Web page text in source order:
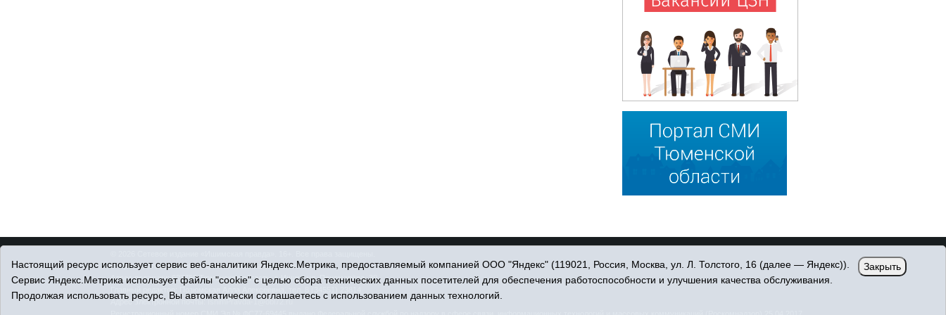
© При использовании материалов ссылка обязательна.
Адрес редакции: 627750 Тюменская область, г. Ишим, ул. Пономарёва, 39.
Адрес электронной почты:IshimPravda-1@obl72.ru
Настоящий ресурс использует сервис веб-аналитики Яндекс.Метрика, предоставляемый компанией ООО "Яндекс" (119021, Россия, Москва, ул. Л. Толстого, 16 (далее — Яндекс)).
Сервис Яндекс.Метрика использует файлы "cookie" с целью сбора технических данных посетителей для обеспечения работоспособности и улучшения качества обслуживания.
Продолжая использовать ресурс, Вы автоматически соглашаетесь с использованием данных технологий.
Закрыть